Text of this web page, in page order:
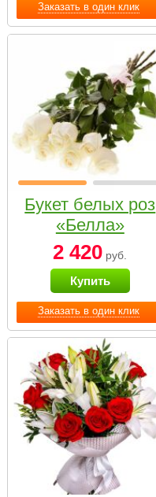
Заказать в один клик
Заказать в один клик
Букет белых роз
«Белла»
2 420 руб.
Купить